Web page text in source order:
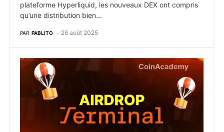
plateforme Hyperliquid, les nouveaux DEX ont compris
qu’une distribution bien…
PAR PABLITO 26 août 2025
Airdrop crypto Terminal Fi : comment y être éligible ?